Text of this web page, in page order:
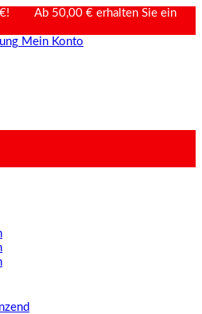
€! Ab 50,00 € erhalten Sie ein
Mein Konto